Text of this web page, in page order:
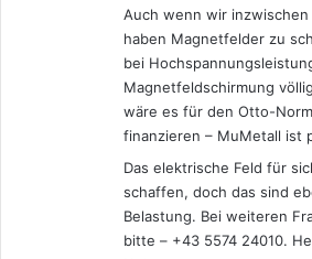
Auch wenn wir
haben Magnetfelder zu
bei
Magnetfeldschirmung
wäre es für den Otto-
finanzieren – MuMetall ist
Das elektrische Feld für
schaffen, doch das sind
Belastung. Bei weiteren
bitte – +43 5574 24010.